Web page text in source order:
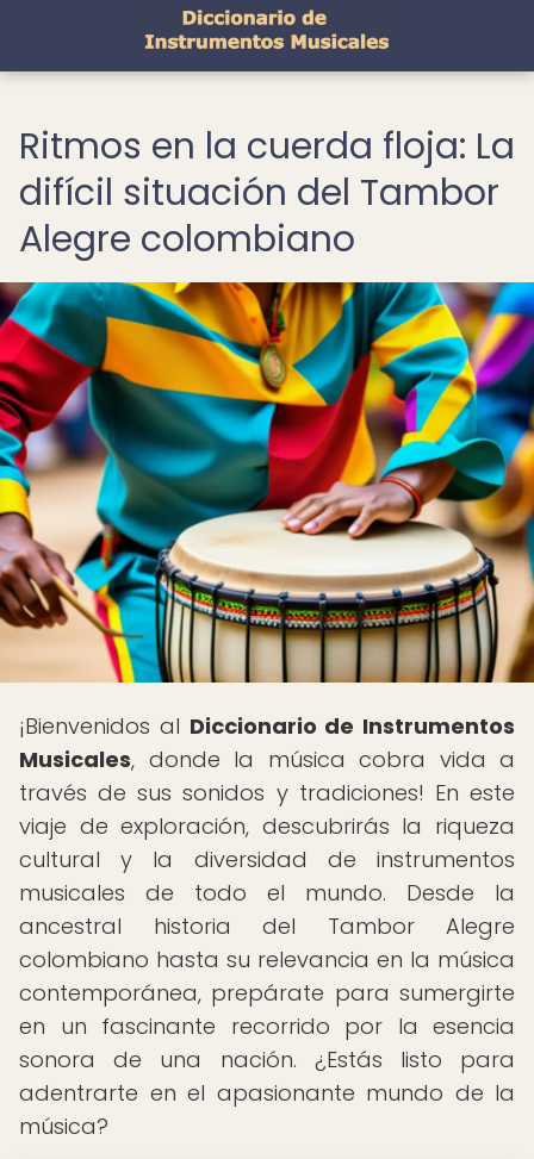
Ritmos en la cuerda floja: La
difícil situación del Tambor
Alegre colombiano
¡Bienvenidos al Diccionario de Instrumentos
Musicales, donde la música cobra vida a
través de sus sonidos y tradiciones! En este
viaje de exploración, descubrirás la riqueza
cultural y la diversidad de instrumentos
musicales de todo el mundo. Desde la
ancestral historia del Tambor Alegre
colombiano hasta su relevancia en la música
contemporánea, prepárate para sumergirte
en un fascinante recorrido por la esencia
sonora de una nación. ¿Estás listo para
adentrarte en el apasionante mundo de la
música?